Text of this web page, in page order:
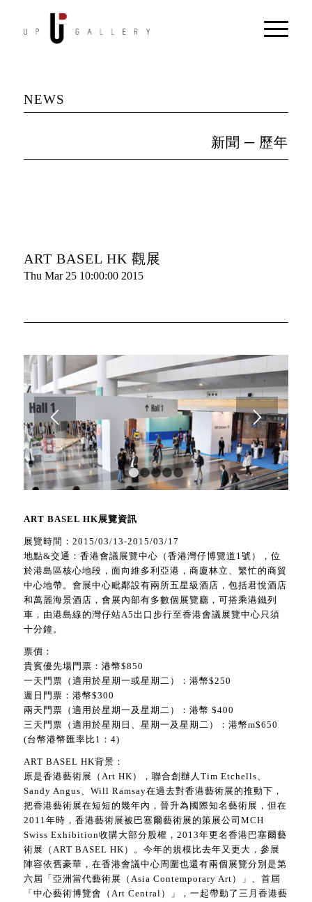
NEWS
新聞 ─ 歷年
ART BASEL HK 觀展
Thu Mar 25 10:00:00 2015
2 3 4 5
ART BASEL HK展覽資訊
展覽時間：2015/03/13-2015/03/17
地點&交通：香港會議展覽中心（香港灣仔博覽道1號），位
於港島區核心地段，面向維多利亞港，商廈林立、繁忙的商貿
中心地帶。會展中心毗鄰設有兩所五星級酒店，包括君悅酒店
和萬麗海景酒店，會展內部有多數個展覽廳，可搭乘港鐵列
車，由港島線的灣仔站A5出口步行至香港會議展覽中心只須
十分鐘。
票價：
貴賓優先場門票：港幣$850
一天門票（適用於星期一或星期二）：港幣$250
週日門票：港幣$300
兩天門票（適用於星期一及星期二）：港幣 $400
三天門票（適用於星期日、星期一及星期二）：港幣m$650
(台幣港幣匯率比1：4)
ART BASEL HK背景：
原是香港藝術展（Art HK），聯合創辦人Tim Etchells、
Sandy Angus、Will Ramsay在過去對香港藝術展的推動下，
把香港藝術展在短短的幾年內，晉升為國際知名藝術展，但在
2011年時，香港藝術展被巴塞爾藝術展的策展公司MCH
Swiss Exhibition收購大部分股權，2013年更名香港巴塞爾藝
術展（ART BASEL HK）。今年的規模比去年又更大，參展
陣容依舊豪華，在香港會議中心周圍也還有兩個展覽分別是第
六屆「亞洲當代藝術展（Asia Contemporary Art）」、首屆
「中心藝術博覽會（Art Central）」，一起帶動了三月香港藝